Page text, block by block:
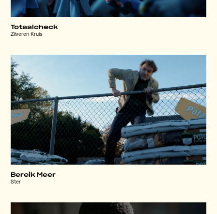
Totaalcheck
Zilveren Kruis
Bereik Meer
Ster